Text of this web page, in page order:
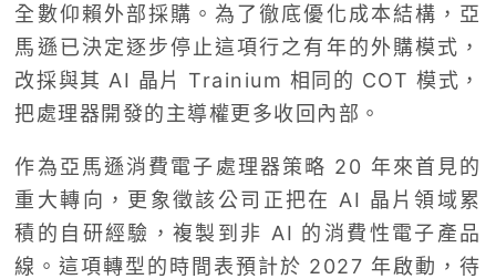
全數仰賴外部採購。為了徹底優化成本結構，亞
馬遜已決定逐步停止這項行之有年的外購模式，
改採與其 AI 晶片 Trainium 相同的 COT 模式，
把處理器開發的主導權更多收回內部。
作為亞馬遜消費電子處理器策略 20 年來首見的
重大轉向，更象徵該公司正把在 AI 晶片領域累
積的自研經驗，複製到非 AI 的消費性電子產品
線。這項轉型的時間表預計於 2027 年啟動，待